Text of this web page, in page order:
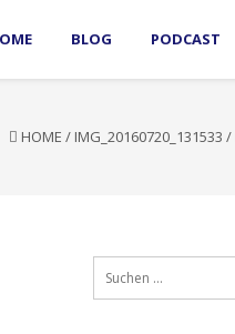
BLOG PODCAST
HOME / IMG_20160720_131533 /
Suchen